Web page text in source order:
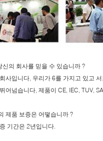
의 회사를 믿을 수 있습니까 ?
사입니다, 우리가 6를 가지고 있고
어넘습니다, 제품이 CE, IEC, TUV,
제품 보증은 어떻습니까 ?
기간은 2년입니다.